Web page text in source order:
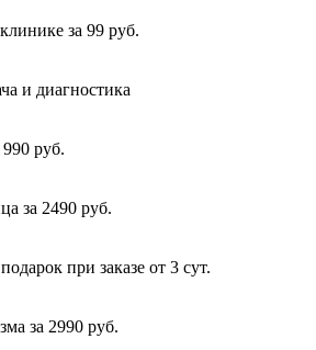
за 99 руб.
и диагностика
990 руб.
за 2490 руб.
при заказе от 3 сут.
за 2990 руб.